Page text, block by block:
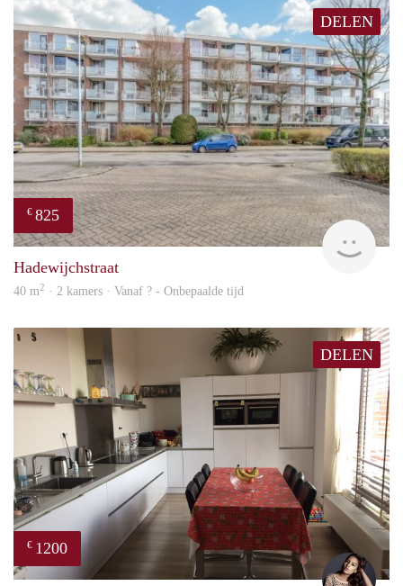
DELEN
€ 825
Hadewijchstraat
40 m2 · 2 kamers · Vanaf ? - Onbepaalde tijd
DELEN
€ 1200